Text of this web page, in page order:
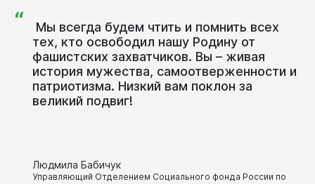
“ Мы всегда будем чтить и помнить всех
тех, кто освободил нашу Родину от
фашистских захватчиков. Вы – живая
история мужества, самоотверженности и
патриотизма. Низкий вам поклон за
великий подвиг!
Людмила Бабичук
Управляющий Отделением Социального фонда России по